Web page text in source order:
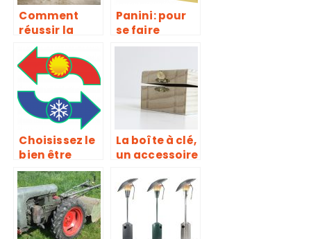
Comment
réussir la
découpe des
pâtes
alimentaires?
Panini: pour
se faire
plaisir à tout
journée
Choisissez le
bien être
toute l’année
avec le
climatiseur
reversible
La boîte à clé,
un accessoire
sécuritaire et
de
rangement
des clés